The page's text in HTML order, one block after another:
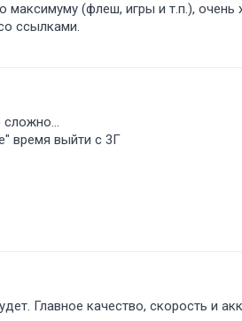
максимуму (флеш, игры и т.п.),
ссылками.
время выйти с 3Г
Главное качество, скорость и